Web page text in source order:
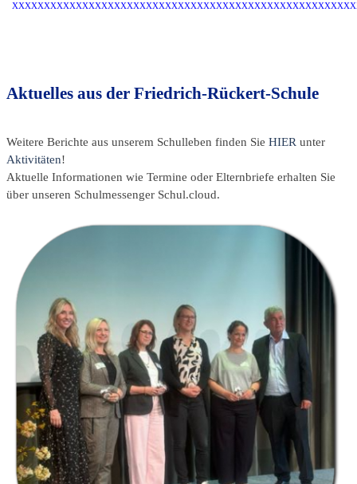
XXXXXXXXXXXXXXXXXXXXXXXXXXXXXXXXXXXXXXXXXXXX
Aktuelles aus der Friedrich-Rückert-Schule
Weitere Berichte aus unserem Schulleben finden Sie HIER unter
Aktivitäten!
Aktuelle Informationen wie Termine oder Elternbriefe erhalten Sie
über unseren Schulmessenger Schul.cloud.